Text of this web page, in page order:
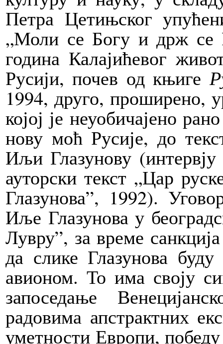
Петра Цетињског
„Моли се Богу и држ се
година Калајићевог
Русији, почев од књиге
1994, друго, проширено,
којој је неуобичајено
нову моћ Русије, до
Иљи Глазунову
ауторски текст „Цар
Глазунова”, 1992).
Иље Глазунова у
Лувру”, за време
да слике Глазунова
авионом. То има своју
запоседање
радовима апстрактних
уметности Европи,